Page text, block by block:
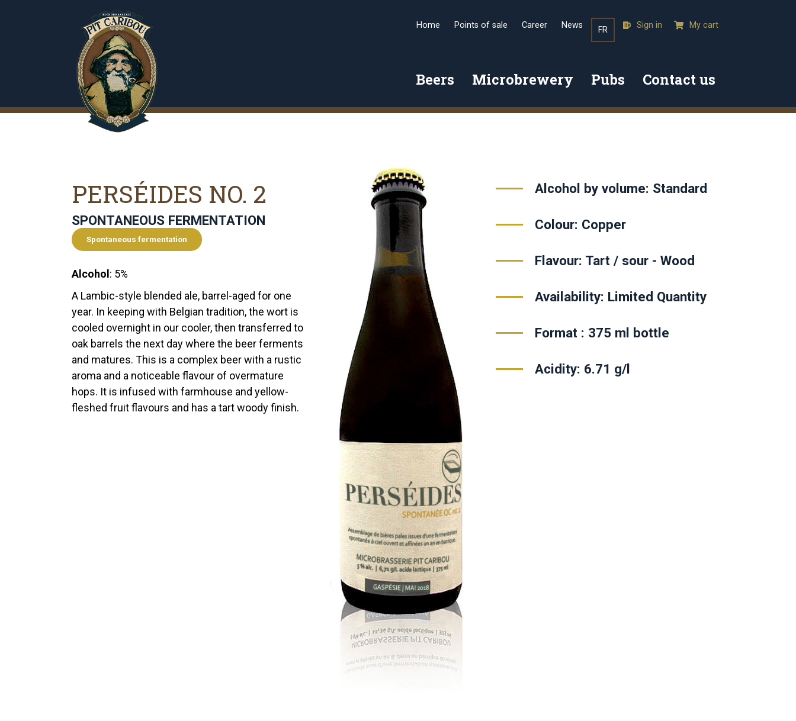
Home Points of sale Career News FR Sign in My cart
Beers Microbrewery Pubs Contact us
PERSÉIDES NO. 2
SPONTANEOUS FERMENTATION
Spontaneous fermentation
Alcohol : 5%
A Lambic-style blended ale, barrel-aged for one
year. In keeping with Belgian tradition, the wort is
cooled overnight in our cooler, then transferred to
oak barrels the next day where the beer ferments
and matures. This is a complex beer with a rustic
aroma and a noticeable flavour of overmature
hops. It is infused with farmhouse and yellow-
fleshed fruit flavours and has a tart woody finish.
Alcohol by volume: Standard
Colour: Copper
Flavour: Tart / sour - Wood
Availability: Limited Quantity
Format : 375 ml bottle
Acidity: 6.71 g/l